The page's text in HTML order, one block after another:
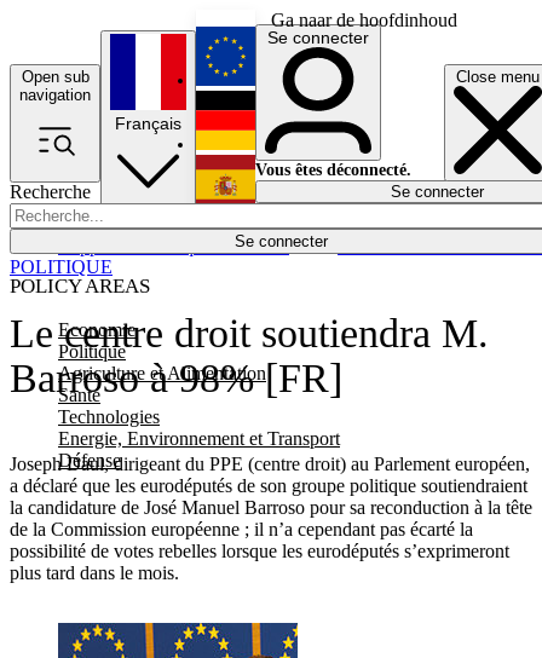
Ga naar de hoofdinhoud
Open sub
navigation
Close menu
Recherche
Se connecter
POLICY AREAS
Economie
Politique
Agriculture et Alimentation
Santé
Technologies
Energie, Environnement et Transport
Défense
Économie
Français
English
Deutsch
Español
Se connecter
Vous êtes déconnecté.
Se connecter
Le centre droit soutiendra M.
Barroso à 98% [FR]
Joseph Daul, dirigeant du PPE (centre droit) au Parlement européen,
a déclaré que les eurodéputés de son groupe politique soutiendraient
la candidature de José Manuel Barroso pour sa reconduction à la tête
de la Commission européenne ; il n’a cependant pas écarté la
possibilité de votes rebelles lorsque les eurodéputés s’exprimeront
plus tard dans le mois.
POLITIQUE